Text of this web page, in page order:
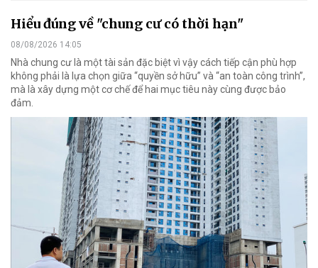
Hiểu đúng về "chung cư có thời hạn"
08/08/2026 14:05
Nhà chung cư là một tài sản đặc biệt vì vậy cách tiếp cận phù hợp
không phải là lựa chọn giữa “quyền sở hữu” và “an toàn công trình”,
mà là xây dựng một cơ chế để hai mục tiêu này cùng được bảo
đảm.